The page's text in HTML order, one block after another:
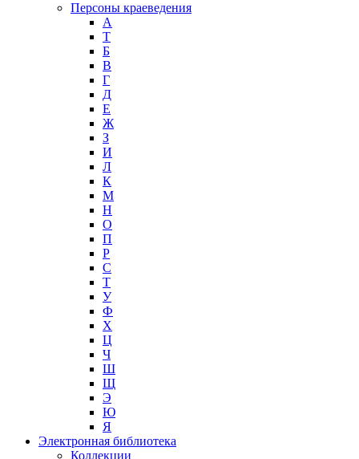
Персоны краеведения
А
T
Б
В
Г
Д
Е
Ж
З
И
Л
К
М
Н
О
П
Р
С
Т
У
Ф
Х
Ц
Ч
Ш
Щ
Э
Ю
Я
Электронная библиотека
Коллекции